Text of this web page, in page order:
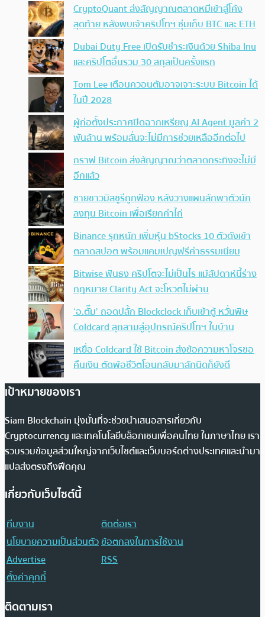
CryptoQuant ส่งสัญญาณตลาดหมีเข้าสู่โค้ง
สุดท้าย หลังพบเจ้าคริปโทฯ ซุ่มเก็บ BTC และ ETH
Dubai Duty Free เปิดรับชำระเงินด้วย Shiba Inu
และคริปโตอื่นรวม 30 สกุลเป็นครั้งแรก
Tom Lee เตือนควอนตัมอาจเจาะระบบ Bitcoin ได้
ในปี 2028
ผู้ก่อตั้งประกาศปิดฉากเหรียญ AI Agent มูลค่า 2
พันล้าน พร้อมลั่นจะไม่มีการช่วยเหลืออีกต่อไป
กราฟ Bitcoin ส่งสัญญาณว่าตลาดกระทิงจะไม่มี
อีกแล้ว
ชายชาวมิสซูรีถูกฟ้อง หลังวางแผนลักพาตัวนัก
ลงทุน Bitcoin เพื่อเรียกค่าไถ่
Binance รุกหนัก เพิ่มหุ้น bStocks 10 ตัวดังเข้า
ตลาดสปอต พร้อมแคมเปญฟรีค่าธรรมเนียม
Bitwise ฟันธง คริปโตจะไม่เป็นไร แม้สัปดาห์นี้ร่าง
กฎหมาย Clarity Act จะโหวตไม่ผ่าน
‘อ.ตั๊ม’ ถอดปลั้ก Blockclock เก็บเข้าตู้ หวั่นพิษ
Coldcard ลุกลามสู่อุปกรณ์คริปโทฯ ในบ้าน
เหยื่อ Coldcard ใช้ Bitcoin ส่งข้อความหาโจรขอ
คืนเงิน ตัดพ้อชีวิตโอนกลับมาสักนิดก็ยังดี
เป้าหมายของเรา
Siam Blockchain มุ่งมั่นที่จะช่วยนำเสนอสารเกี่ยวกับ
Cryptocurrency และเทคโนโลยีบล็อกเชนเพื่อคนไทย ในภาษาไทย เรา
รวบรวมข้อมูลส่วนใหญ่จากเว็บไซต์และเว็บบอร์ดต่างประเทศและนำมา
แปลส่งตรงถึงฟีดคุณ
เกี่ยวกับเว็บไซต์นี้
ทีมงาน
ติดต่อเรา
นโยบายความเป็นส่วนตัวข้อตกลงในการใช้งาน
Advertise
RSS
ตั้งค่าคุกกี้
ติดตามเรา